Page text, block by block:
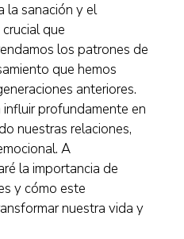
la sanación y el
que
los patrones de
que hemos
anteriores.
profundamente en
nuestras relaciones,
A
la importancia de
y cómo este
nuestra vida y